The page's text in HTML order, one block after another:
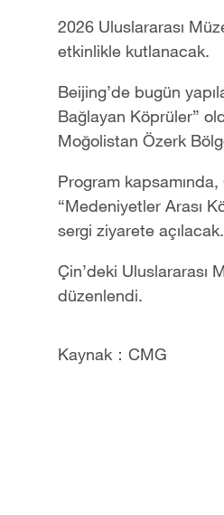
2026 Uluslararası Mü
etkinlikle kutlanacak.
Beijing’de bugün yapı
Bağlayan Köprüler”
Moğolistan Özerk Bö
Program kapsamında,
“Medeniyetler Arası K
sergi ziyarete açı
Çin’deki Uluslararası
düzenlendi.
Kaynak：CMG